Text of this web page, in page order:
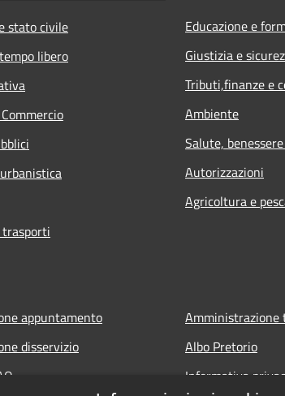
stato civile
libero
Educazione e
Giustizia e
Tributi,finanze e
Ambiente
Salute,
Autorizzazioni
Agricoltura e
appuntamento
disservizio
Amministrazione
Albo Pretorio
Informativa